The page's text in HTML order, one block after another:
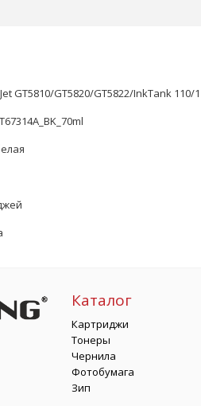
GT5810/GT5820/GT5822/InkTank
Каталог
Картриджи
Тонеры
Чернила
Фотобумага
Зип